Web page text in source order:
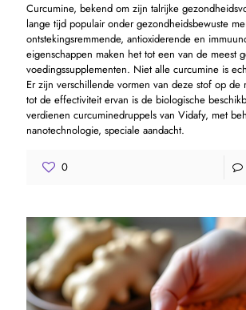
Curcumine, bekend om zijn talrijke
lange tijd populair onder gezondheidsbewuste
ontstekingsremmende, antioxiderende en
eigenschappen maken het tot een van de meest
voedingssupplementen. Niet alle curcumine is
Er zijn verschillende vormen van deze stof op de
tot de effectiviteit ervan is de biologische
verdienen curcuminedruppels van Vidafy, met
nanotechnologie, speciale aandacht.
0